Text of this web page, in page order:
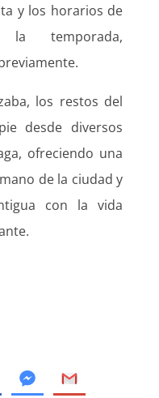
y los horarios de
temporada,
los restos del
desde diversos
ofreciendo una
de la ciudad y
con la vida